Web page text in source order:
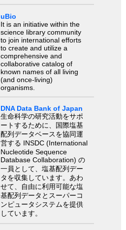
uBio
It is an initiative within the
science library community
to join international efforts
to create and utilize a
comprehensive and
collaborative catalog of
known names of all living
(and once-living)
organisms.
DNA Data Bank of Japan
生命科学の研究活動をサポ
ートするために、国際塩基
配列データベースを協同運
営する INSDC (International
Nucleotide Sequence
Database Collaboration) の
一員として、塩基配列デー
タを収集しています。あわ
せて、自由に利用可能な塩
基配列データとスーパーコ
ンピュータシステムを提供
しています。